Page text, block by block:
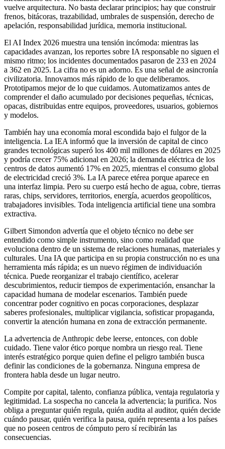
vuelve arquitectura. No basta declarar principios; hay que construir
frenos, bitácoras, trazabilidad, umbrales de suspensión, derecho de
apelación, responsabilidad jurídica, memoria institucional.
El AI Index 2026 muestra una tensión incómoda: mientras las
capacidades avanzan, los reportes sobre IA responsable no siguen el
mismo ritmo; los incidentes documentados pasaron de 233 en 2024
a 362 en 2025. La cifra no es un adorno. Es una señal de asincronía
civilizatoria. Innovamos más rápido de lo que deliberamos.
Prototipamos mejor de lo que cuidamos. Automatizamos antes de
comprender el daño acumulado por decisiones pequeñas, técnicas,
opacas, distribuidas entre equipos, proveedores, usuarios, gobiernos
y modelos.
También hay una economía moral escondida bajo el fulgor de la
inteligencia. La IEA informó que la inversión de capital de cinco
grandes tecnológicas superó los 400 mil millones de dólares en 2025
y podría crecer 75% adicional en 2026; la demanda eléctrica de los
centros de datos aumentó 17% en 2025, mientras el consumo global
de electricidad creció 3%. La IA parece etérea porque aparece en
una interfaz limpia. Pero su cuerpo está hecho de agua, cobre, tierras
raras, chips, servidores, territorios, energía, acuerdos geopolíticos,
trabajadores invisibles. Toda inteligencia artificial tiene una sombra
extractiva.
Gilbert Simondon advertía que el objeto técnico no debe ser
entendido como simple instrumento, sino como realidad que
evoluciona dentro de un sistema de relaciones humanas, materiales y
culturales. Una IA que participa en su propia construcción no es una
herramienta más rápida; es un nuevo régimen de individuación
técnica. Puede reorganizar el trabajo científico, acelerar
descubrimientos, reducir tiempos de experimentación, ensanchar la
capacidad humana de modelar escenarios. También puede
concentrar poder cognitivo en pocas corporaciones, desplazar
saberes profesionales, multiplicar vigilancia, sofisticar propaganda,
convertir la atención humana en zona de extracción permanente.
La advertencia de Anthropic debe leerse, entonces, con doble
cuidado. Tiene valor ético porque nombra un riesgo real. Tiene
interés estratégico porque quien define el peligro también busca
definir las condiciones de la gobernanza. Ninguna empresa de
frontera habla desde un lugar neutro.
Compite por capital, talento, confianza pública, ventaja regulatoria y
legitimidad. La sospecha no cancela la advertencia; la purifica. Nos
obliga a preguntar quién regula, quién audita al auditor, quién decide
cuándo pausar, quién verifica la pausa, quién representa a los países
que no poseen centros de cómputo pero sí recibirán las
consecuencias.